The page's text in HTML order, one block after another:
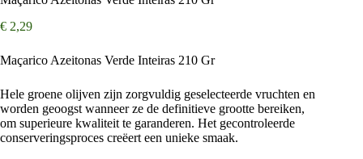
€ 2,29
Maçarico Azeitonas Verde Inteiras 210 Gr
Hele groene olijven zijn zorgvuldig geselecteerde vruchten en
worden geoogst wanneer ze de definitieve grootte bereiken,
om superieure kwaliteit te garanderen. Het gecontroleerde
conserveringsproces creëert een unieke smaak.